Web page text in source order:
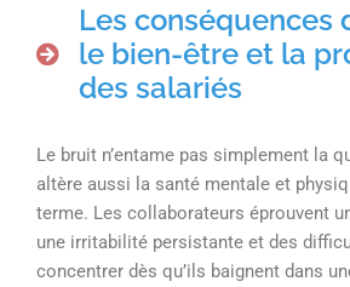
Les conséquences
le bien-être et la
des salariés
Le bruit n’entame pas simplement la
altère aussi la santé mentale et
terme. Les collaborateurs éprouvent
une irritabilité persistante et des
concentrer dès qu’ils baignent dans